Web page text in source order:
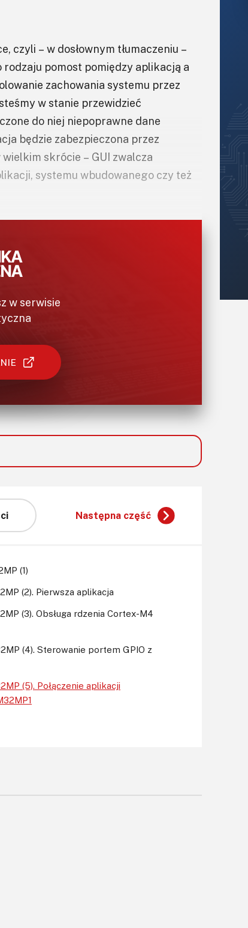
czyli – w dosłownym tłumaczeniu –
pomost pomiędzy aplikacją a
zachowania systemu przez
w stanie przewidzieć
do niej niepoprawne dane
będzie zabezpieczona przez
skrócie – GUI zwalcza
systemu wbudowanego czy też
w serwisie
Następna część
(1)
(2). Pierwsza aplikacja
(3). Obsługa rdzenia Cortex-M4
(4). Sterowanie portem GPIO z
(5). Połączenie aplikacji